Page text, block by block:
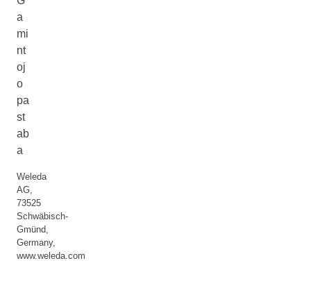
a
mi
nt
oj
o
pa
st
ab
a
Weleda
AG,
73525
Schwäbisch-
Gmünd,
Germany,
www.weleda.com